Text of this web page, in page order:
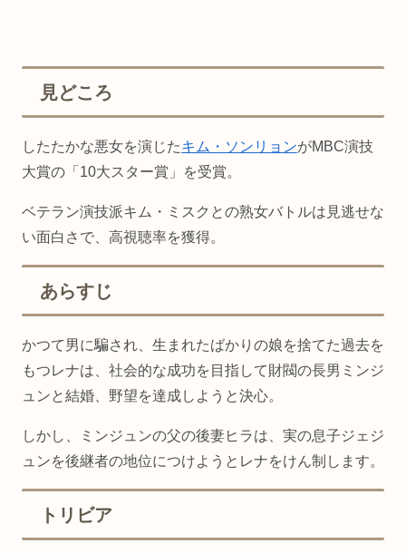
見どころ
したたかな悪女を演じたキム・ソンリョンがMBC演技
大賞の「10大スター賞」を受賞。
ベテラン演技派キム・ミスクとの熟女バトルは見逃せな
い面白さで、高視聴率を獲得。
あらすじ
かつて男に騙され、生まれたばかりの娘を捨てた過去を
もつレナは、社会的な成功を目指して財閥の長男ミンジ
ュンと結婚、野望を達成しようと決心。
しかし、ミンジュンの父の後妻ヒラは、実の息子ジェジ
ュンを後継者の地位につけようとレナをけん制します。
トリビア